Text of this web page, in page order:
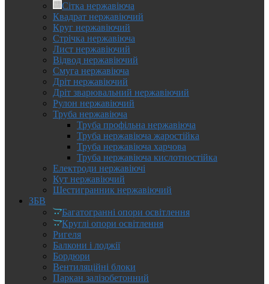
Сітка нержавіюча
Квадрат нержавіючий
Круг нержавіючий
Стрічка нержавіюча
Лист нержавіючий
Відвод нержавіючий
Смуга нержавіюча
Дріт нержавіючий
Дріт зварювальний нержавіючий
Рулон нержавіючий
Труба нержавіюча
Труба профільна нержавіюча
Труба нержавіюча жаростійка
Труба нержавіюча харчова
Труба нержавіюча кислотностійка
Електроди нержавіючі
Кут нержавіючий
Шестигранник нержавіючий
ЗБВ
Багатогранні опори освітлення
Круглі опори освітлення
Ригеля
Балкони і лоджії
Бордюри
Вентиляційні блоки
Паркан залізобетонний